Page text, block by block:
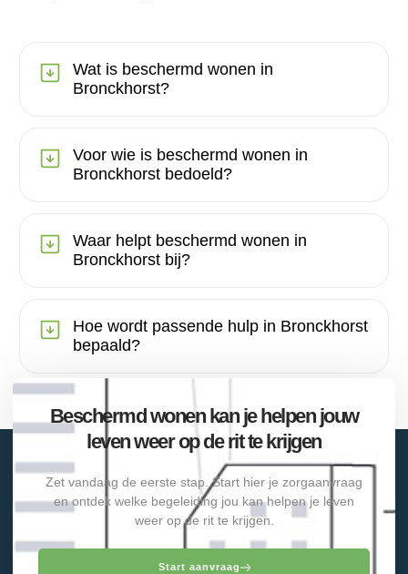
Wat is beschermd wonen in
Bronckhorst?
Voor wie is beschermd wonen in
Bronckhorst bedoeld?
Waar helpt beschermd wonen in
Bronckhorst bij?
Hoe wordt passende hulp in Bronckhorst
bepaald?
Beschermd wonen kan je helpen jouw
leven weer op de rit te krijgen
Zet vandaag de eerste stap. Start hier je zorgaanvraag
en ontdek welke begeleiding jou kan helpen je leven
weer op de rit te krijgen.
Start aanvraag